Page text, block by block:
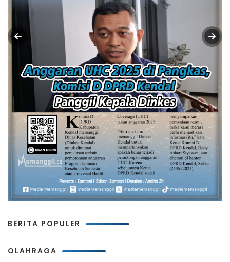
BERITA POPULER
OLAHRAGA